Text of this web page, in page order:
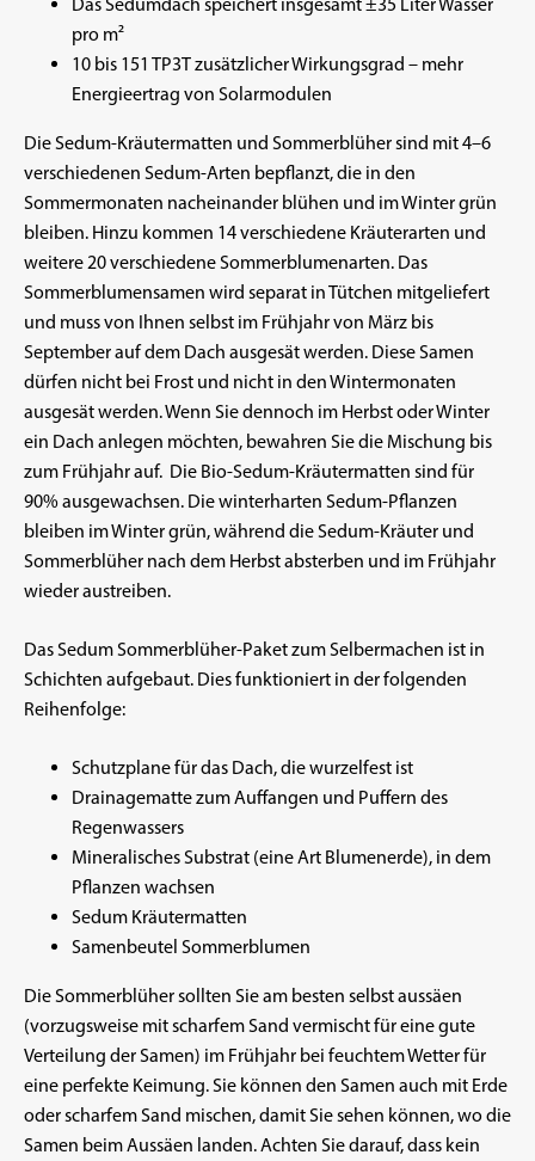
pro m²
10 bis 151 TP3T zusätzlicher Wirkungsgrad – mehr
Energieertrag von Solarmodulen
Die Sedum-Kräutermatten und Sommerblüher sind mit 4–6
verschiedenen Sedum-Arten bepflanzt, die in den
Sommermonaten nacheinander blühen und im Winter grün
bleiben. Hinzu kommen 14 verschiedene Kräuterarten und
weitere 20 verschiedene Sommerblumenarten. Das
Sommerblumensamen wird separat in Tütchen mitgeliefert
und muss von Ihnen selbst im Frühjahr von März bis
September auf dem Dach ausgesät werden. Diese Samen
dürfen nicht bei Frost und nicht in den Wintermonaten
ausgesät werden. Wenn Sie dennoch im Herbst oder Winter
ein Dach anlegen möchten, bewahren Sie die Mischung bis
zum Frühjahr auf. Die Bio-Sedum-Kräutermatten sind für
90% ausgewachsen. Die winterharten Sedum-Pflanzen
bleiben im Winter grün, während die Sedum-Kräuter und
Sommerblüher nach dem Herbst absterben und im Frühjahr
wieder austreiben.
Das Sedum Sommerblüher-Paket zum Selbermachen ist in
Schichten aufgebaut. Dies funktioniert in der folgenden
Reihenfolge:
Schutzplane für das Dach, die wurzelfest ist
Drainagematte zum Auffangen und Puffern des
Regenwassers
Mineralisches Substrat (eine Art Blumenerde), in dem
Pflanzen wachsen
Sedum Kräutermatten
Samenbeutel Sommerblumen
Die Sommerblüher sollten Sie am besten selbst aussäen
(vorzugsweise mit scharfem Sand vermischt für eine gute
Verteilung der Samen) im Frühjahr bei feuchtem Wetter für
eine perfekte Keimung. Sie können den Samen auch mit Erde
oder scharfem Sand mischen, damit Sie sehen können, wo die
Samen beim Aussäen landen. Achten Sie darauf, dass kein